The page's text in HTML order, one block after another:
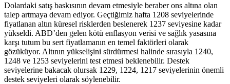
Dolardaki satış baskısının devam etmesiyle beraber ons altına olan
talep artmaya devam ediyor. Geçtiğimiz hafta 1208 seviyelerinde
fiyatlanan altın küresel risklerden beslenerek 1237 seviyesine kadar
yükseldi. ABD’den gelen kötü enflasyon verisi ve sağlık yasasına
karşı tutum bu sert fiyatlamanın en temel faktörleri olarak
gözüküyor. Altının yükselişini sürdürmesi halinde sırasıyla 1240,
1248 ve 1253 seviyelerini test etmesi beklenebilir. Destek
seviyelerine bakacak olursak 1229, 1224, 1217 seviyelerinin önemli
destek seviyeleri olarak söylenebilir.